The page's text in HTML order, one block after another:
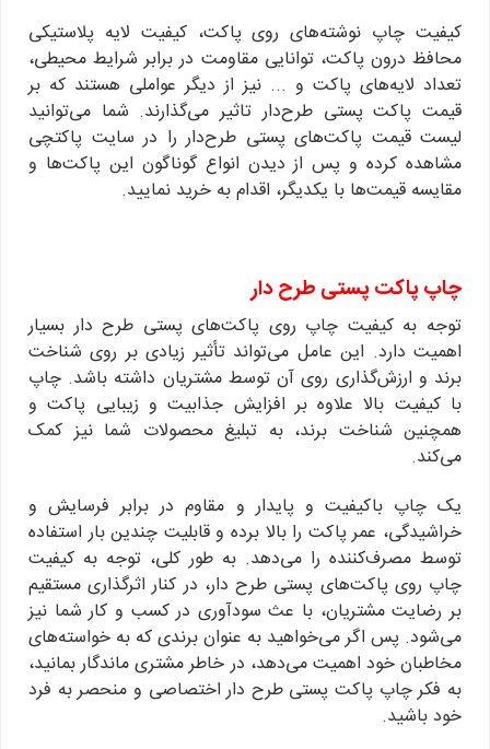
کیفیت چاپ نوشته‌های روی پاکت، کیفیت لایه پلاستیکی
محافظ درون پاکت، توانایی مقاومت در برابر شرایط محیطی،
تعداد لایه‌های پاکت و ... نیز از دیگر عواملی هستند که بر
قیمت پاکت پستی طرح‌دار تاثیر می‌گذارند. شما می‌توانید
لیست قیمت پاکت‌های پستی طرح‌دار را در سایت پاکتچی
مشاهده کرده و پس از دیدن انواع گوناگون این پاکت‌ها و
مقایسه قیمت‌ها با یکدیگر، اقدام به خرید نمایید.
چاپ پاکت پستی طرح دار
توجه به کیفیت چاپ روی پاکت‌های پستی طرح دار بسیار
اهمیت دارد. این عامل می‌تواند تأثیر زیادی بر روی شناخت
برند و ارزش‌گذاری روی آن توسط مشتریان داشته باشد. چاپ
با کیفیت بالا علاوه بر افزایش جذابیت و زیبایی پاکت و
همچنین شناخت برند، به تبلیغ محصولات شما نیز کمک
می‌کند.
یک چاپ با‌کیفیت و پایدار و مقاوم در برابر فرسایش و
خراشیدگی، عمر پاکت را بالا برده و قابلیت چندین بار استفاده
توسط مصرف‌کننده را می‌دهد. به طور کلی، توجه به کیفیت
چاپ روی پاکت‌های پستی طرح دار، در کنار اثرگذاری مستقیم
بر رضایت مشتریان، با عث سودآوری در کسب ‌و کار شما نیز
می‌شود. پس اگر می‌خواهید به عنوان برندی که به خواسته‌های
مخاطبان خود اهمیت می‌دهد، در خاطر مشتری ماندگار بمانید،
به فکر چاپ پاکت پستی طرح دار اختصاصی و منحصر به فرد
خود باشید.